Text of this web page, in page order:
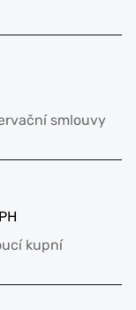
smlouvy
kupní